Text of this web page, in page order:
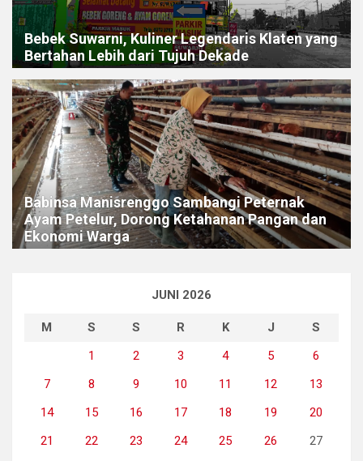
Bebek Suwarni, Kuliner Legendaris Klaten yang
Bertahan Lebih dari Tujuh Dekade
Babinsa Manisrenggo Sambangi Peternak
Ayam Petelur, Dorong Ketahanan Pangan dan
Ekonomi Warga
JUNI 2026
M S S R K J
S
1
2 3 4 5
6
7
8 9 10 11 12
13
14
15 16 17 18 19
20
21
22 23 24 25 26
27